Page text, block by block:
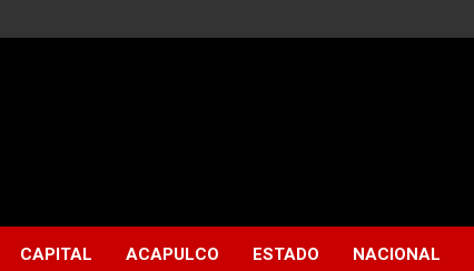
CAPITAL ACAPULCO ESTADO NACIONAL